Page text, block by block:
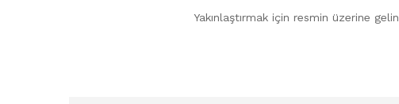
Yakınlaştırmak için resmin üzerine gelin